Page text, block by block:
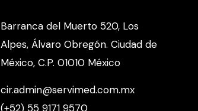
Barranca del Muerto 520, Los
Alpes, Álvaro Obregón. Ciudad de
México, C.P. 01010 México
cir.admin@servimed.com.mx
(+52) 55 9171 9570